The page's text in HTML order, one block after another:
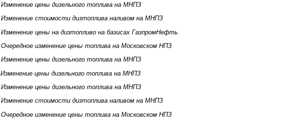
Изменение цены дизельного топлива на МНПЗ
Изменение стоимости дизтоплива наливом на МНПЗ
Изменение цены на дизтопливо на базисах ГазпромНефть
Очередное изменение цены топлива на Московском НПЗ
Изменение цены дизельного топлива на МНПЗ
Изменение цены дизельного топлива на МНПЗ
Изменение цены дизельного топлива на МНПЗ
Изменение стоимости дизтоплива наливом на МНПЗ
Очередное изменение цены топлива на Московском НПЗ